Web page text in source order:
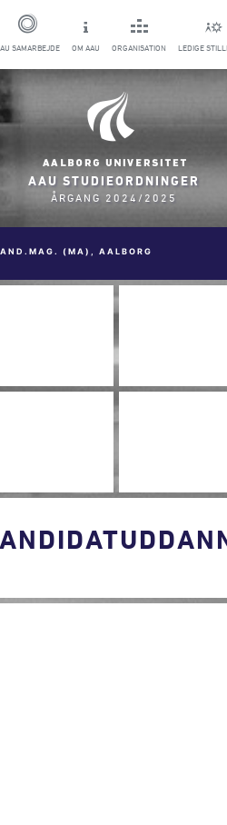
SAMARBEJDE OM AAU ORGANISATION LEDIGE
AAU STUDIEORDNINGER
ÅRGANG 2024/2025
(MA), AALBORG